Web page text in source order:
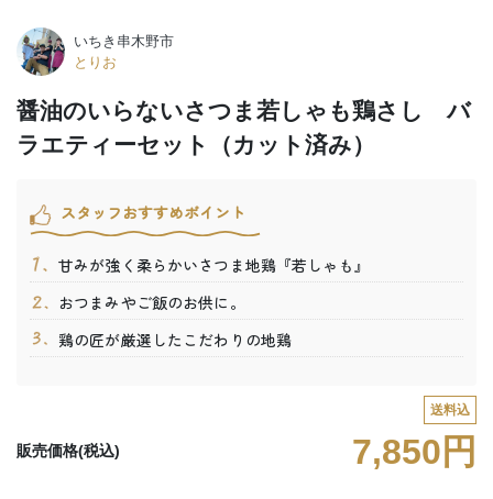
いちき串木野市
とりお
醤油のいらないさつま若しゃも鶏さし バ
ラエティーセット（カット済み）
スタッフおすすめポイント
甘みが強く柔らかいさつま地鶏『若しゃも』
おつまみやご飯のお供に。
鶏の匠が厳選したこだわりの地鶏
送料込
販売価格(税込) 7,850円